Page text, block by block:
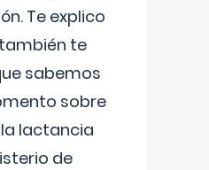
Te explico
te
sabemos
sobre
lactancia
de